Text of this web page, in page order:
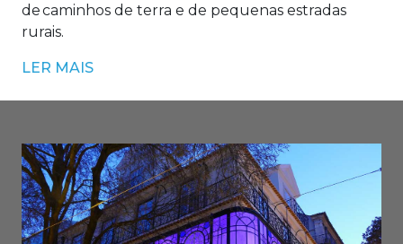
de caminhos de terra e de pequenas estradas
rurais.
LER MAIS